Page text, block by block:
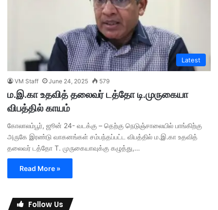
Latest
VM Staff June 24, 2025 579
ம.இ.கா உதவித் தலைவர் டத்தோ டி.முருகையா
விபத்தில் காயம்
கோலாலம்பூர், ஜூன் 24- வடக்கு – தெற்கு நெடுஞ்சாலையில் பாங்கிற்கு
அருகே இரண்டு வாகனங்கள் சம்பந்தப்பட்ட விபத்தில் ம.இ.கா உதவித்
தலைவர் டத்தோ T. முருகையாவுக்கு கழுத்து,…
Read More »
Follow Us